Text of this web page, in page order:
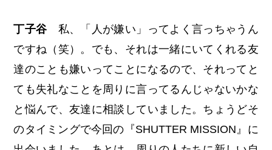
丁子谷 私、「人が嫌い」ってよく言っちゃうん
ですね（笑）。でも、それは一緒にいてくれる友
達のことも嫌いってことになるので、それってと
ても失礼なことを周りに言ってるんじゃないかな
と悩んで、友達に相談していました。ちょうどそ
のタイミングで今回の『SHUTTER MISSION』に